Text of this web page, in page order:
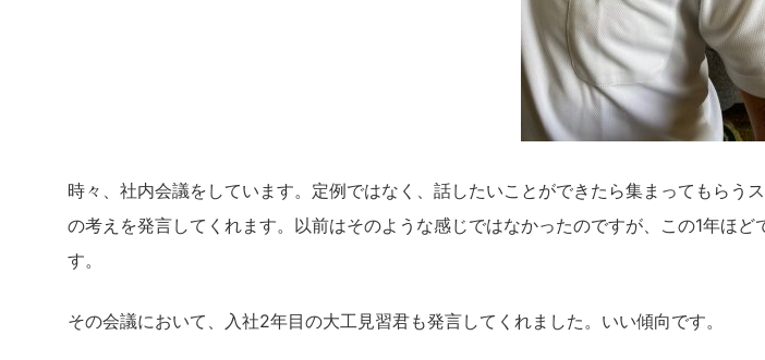
時々、社内会議をしています。定例ではなく、話したいことができたら集まってもらう
の考えを発言してくれます。以前はそのような感じではなかったのですが、この1年ほど
す。
その会議において、入社2年目の大工見習君も発言してくれました。いい傾向です。